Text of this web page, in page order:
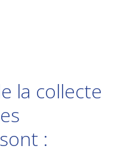
la collecte
: